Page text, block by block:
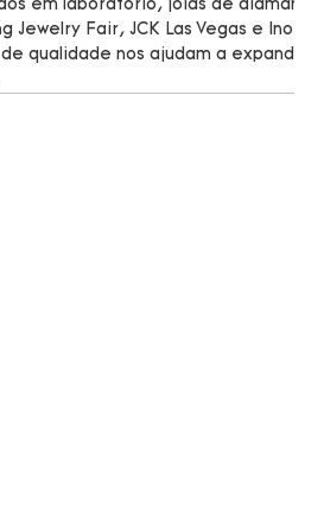
em laboratório, jóias de
Jewelry Fair, JCK Las Vegas e
qualidade nos ajudam a expandir